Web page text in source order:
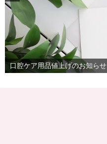
口腔ケア用品値上げのお知らせ